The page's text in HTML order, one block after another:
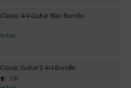
Classic 4/4 Guitar Blac Bundle
Classic Guitar S 4/4 Bundle
120